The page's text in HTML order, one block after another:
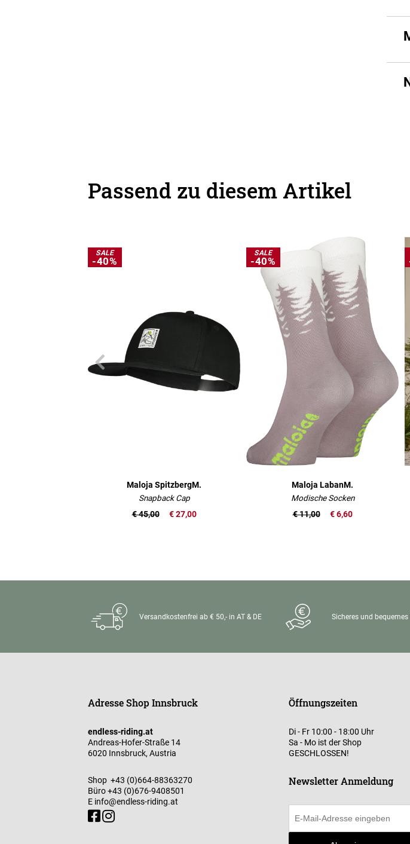
Passend zu diesem Artikel
SALE
-40%
Maloja SpitzbergM.
Snapback Cap
€ 27,00
€ 45,00
SALE
-40%
Maloja LabanM.
Modische Socken
€ 6,60
€ 11,00
Versandkostenfrei ab € 50,- in AT & DE Sicheres und bequemes
Adresse Shop Innsbruck
endless-riding.at
Andreas-Hofer-Straße 14
6020 Innsbruck, Austria
Shop +43 (0)664-88363270
Büro+43 (0)676-9408501
E info@endless-riding.at
Öffnungszeiten
Di - Fr 10:00 - 18:00 Uhr
Sa - Mo ist der Shop
GESCHLOSSEN!
Newsletter Anmeldung